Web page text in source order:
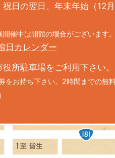
祝日の翌日、年末年始（12
催中は開館の場合がございます。
日カレンダー
所駐車場をご利用下さい。
券をお持ち下さい。2時間までの無